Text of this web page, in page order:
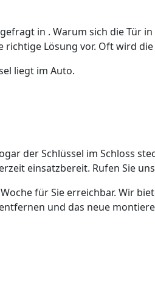
in . Warum sich die Tür
Lösung vor. Oft wird
liegt im Auto.
der Schlüssel im Schloss
einsatzbereit. Rufen Sie
für Sie erreichbar. Wir
und das neue